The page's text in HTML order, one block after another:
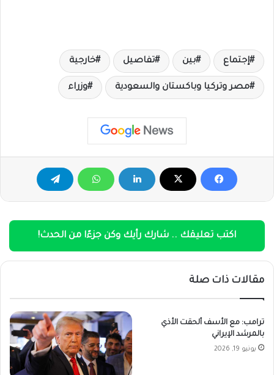
إجتماع بين تفاصيل خارجية
مصر وتركيا وباكستان والسعودية وزراء
اكتب تعليقك .. شارك رأيك وكن جزءًا من الحدث!
مقالات ذات صلة
ترامب: مع الأسف ألحقت الأذي
بالمرشد الإيراني
يونيو 19, 2026